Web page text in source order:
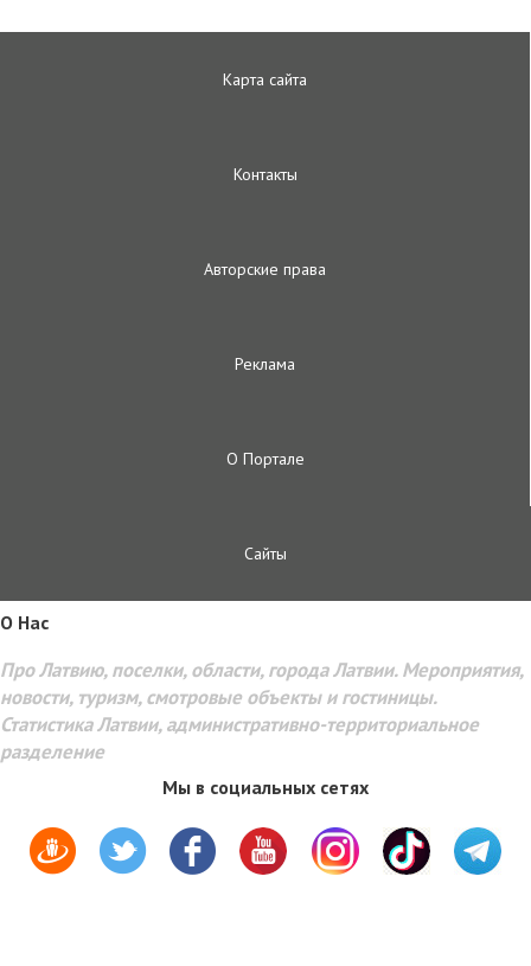
Карта сайта
Контакты
Авторские права
Реклама
О Портале
Сайты
O Hac
Про Латвию, поселки, области, города Латвии. Мероприятия,
новости, туризм, смотровые объекты и гостиницы.
Статистика Латвии, административно-территориальное
разделение
Мы в социальных сетях